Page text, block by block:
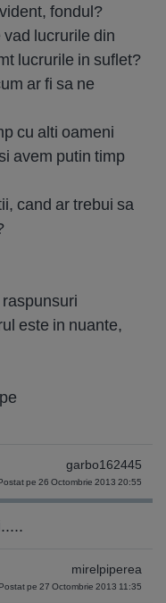
fondul?
lucrurile din
lucrurile in suflet?
ar fi sa ne
cu alti oameni
avem putin timp
cand ar trebui sa
este in nuante,
garbo162445
pe 26 Octombrie 2013 20:55
mirelpiperea
Postat pe 27 Octombrie 2013 11:35